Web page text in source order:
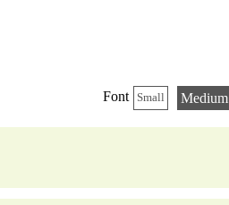
Font Small Medium